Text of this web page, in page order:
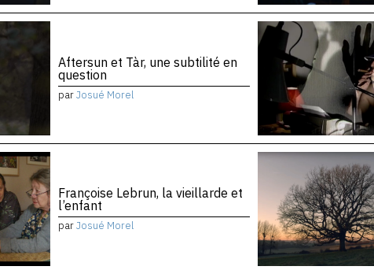
Aftersun et Tàr, une subtilité en
question
parJosué Morel
Françoise Lebrun, la vieillarde et
l’enfant
parJosué Morel